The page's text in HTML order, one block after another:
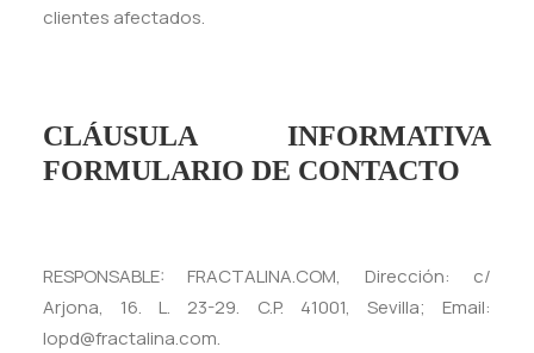
clientes afectados.
CLÁUSULA INFORMATIVA
FORMULARIO DE CONTACTO
RESPONSABLE: FRACTALINA.COM, Dirección: c/
Arjona, 16. L. 23-29. C.P. 41001, Sevilla; Email:
lopd@fractalina.com.